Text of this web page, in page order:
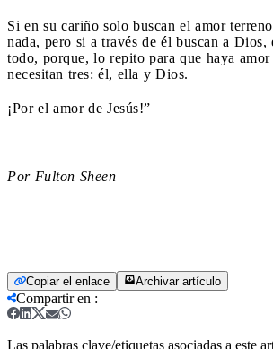
Si en su cariño solo buscan el amor
nada, pero si a través de él buscan a Dios,
todo, porque, lo repito para que haya amor
necesitan tres: él, ella y Dios.
¡Por el amor de Jesús!”
Por Fulton Sheen
Copiar el enlace Archivar artículo
Compartir en :
Las palabras clave/etiquetas asociadas a este